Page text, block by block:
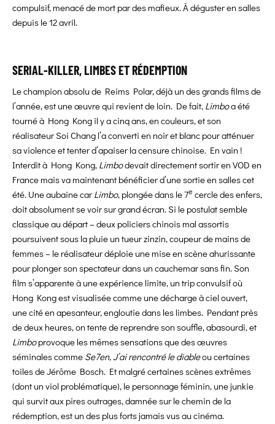
compulsif, menacé de mort par des mafieux. À déguster en salles
depuis le 12 avril.
SERIAL-KILLER, LIMBES ET RÉDEMPTION
Le champion absolu de Reims Polar, déjà un des grands films de
l’année, est une œuvre qui revient de loin. De fait, Limboa été
tourné à Hong Kong il y a cinq ans, en couleurs, et son
réalisateur Soi Chang l’a converti en noir et blanc pour atténuer
sa violence et tenter d’apaiser la censure chinoise. En vain !
Interdit à Hong Kong, Limbodevait directement sortir en VOD en
France mais va maintenant bénéficier d’une sortie en salles cet
été. Une aubaine car Limbo, plongée dans le 7e cercle des enfers,
doit absolument se voir sur grand écran. Si le postulat semble
classique au départ – deux policiers chinois mal assortis
poursuivent sous la pluie un tueur zinzin, coupeur de mains de
femmes – le réalisateur déploie une mise en scène ahurissante
pour plonger son spectateur dans un cauchemar sans fin. Son
film s’apparente à une expérience limite, un trip convulsif où
Hong Kong est visualisée comme une décharge à ciel ouvert,
une cité en apesanteur, engloutie dans les limbes. Pendant près
de deux heures, on tente de reprendre son souffle, abasourdi, et
Limboprovoque les mêmes sensations que des œuvres
séminales comme Se7en,J’ai rencontré le diableou certaines
toiles de Jérôme Bosch. Et malgré certaines scènes extrêmes
(dont un viol problématique), le personnage féminin, une junkie
qui survit aux pires outrages, damnée sur le chemin de la
rédemption, est un des plus forts jamais vus au cinéma.